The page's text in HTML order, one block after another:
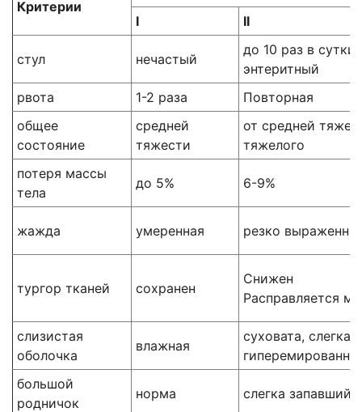
Критерии
I
II
стул нечастый
до 10 раз в сутки,
энтеритный
рвота
1-2 раза
Повторная
общее
состояние
средней
тяжести
от средней
тяжелого
потеря массы
тела
до 5% 6-9%
жажда умеренная резко
тургор тканей сохранен
Снижен
Расправляется
слизистая
оболочка
влажная
суховата, слегка
большой
родничок
норма слегка запавший